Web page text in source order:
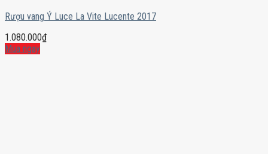
Rượu vang Ý Luce La Vite Lucente 2017
1.080.000₫
Mua ngay